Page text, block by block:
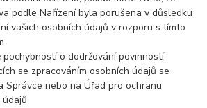
podle Nařízení byla porušena v důsledku
vašich osobních údajů v rozporu s tímto
pochybností o dodržování povinností
se zpracováním osobních údajů se
Správce nebo na Úřad pro ochranu